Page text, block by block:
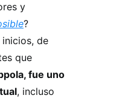
y
?
de
que
fue uno
, incluso